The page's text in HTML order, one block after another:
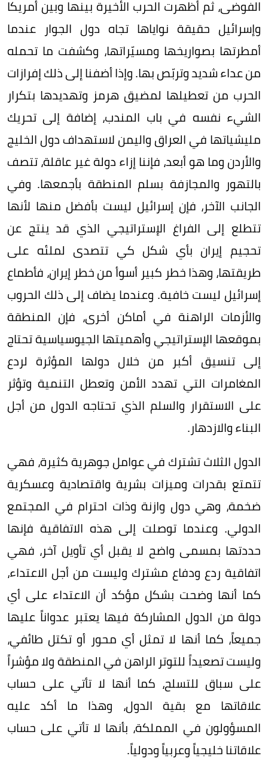
الفوضى، ثم أظهرت الحرب الأخيرة بينها وبين أمريكا
وإسرائيل حقيقة نواياها تجاه دول الجوار عندما
أمطرتها بصواريخها ومسيّراتها، وكشفت ما تحمله
من عداء شديد وتربّص بها. وإذا أضفنا إلى ذلك إفرازات
الحرب من تعطيلها لمضيق هرمز وتهديدها بتكرار
الشيء نفسه في باب المندب، إضافة إلى تحريك
مليشياتها في العراق واليمن لاستهداف دول الخليج
والأردن وما هو أبعد، فإننا إزاء دولة غير عاقلة، تتصف
بالتهور والمجازفة بسلم المنطقة بأجمعها. وفي
الجانب الآخر، فإن إسرائيل ليست بأفضل منها لأنها
تتطلع إلى الفراغ الإستراتيجي الذي قد ينتج عن
تحجيم إيران بأي شكل كي تتصدى لملئه على
طريقتها، وهذا خطر كبير أسوأ من خطر إيران، فأطماع
إسرائيل ليست خافية. وعندما يضاف إلى ذلك الحروب
والأزمات الراهنة في أماكن أخرى، فإن المنطقة
بموقعها الإستراتيجي وأهميتها الجيوسياسية تحتاج
إلى تنسيق أكبر من خلال دولها المؤثرة لردع
المغامرات التي تهدد الأمن وتعطل التنمية وتؤثر
على الاستقرار والسلم الذي تحتاجه الدول من أجل
البناء والازدهار.
الدول الثلاث تشترك في عوامل جوهرية كثيرة، فهي
تتمتع بقدرات وميزات بشرية واقتصادية وعسكرية
ضخمة، وهي دول وازنة وذات احترام في المجتمع
الدولي. وعندما توصلت إلى هذه الاتفاقية فإنها
حددتها بمسمى واضح لا يقبل أي تأويل آخر، فهي
اتفاقية ردع ودفاع مشترك وليست من أجل الاعتداء،
كما أنها وضحت بشكل مؤكد أن الاعتداء على أي
دولة من الدول المشاركة فيها يعتبر عدواناً عليها
جميعاً، كما أنها لا تمثل أي محور أو تكتل طائفي،
وليست تصعيداً للتوتر الراهن في المنطقة ولا مؤشراً
على سباق للتسلح، كما أنها لا تأتي على حساب
علاقاتها مع بقية الدول، وهذا ما أكد عليه
المسؤولون في المملكة، بأنها لا تأتي على حساب
علاقاتنا خليجياً وعربياً ودولياً.